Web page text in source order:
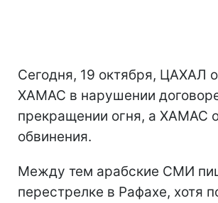
Сегодня, 19 октября, ЦАХАЛ
ХАМАС в нарушении
прекращении огня, а ХАМАС
обвинения.
Между тем арабские СМИ
перестрелке в Рафахе, хотя